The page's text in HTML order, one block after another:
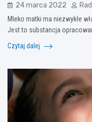
24 marca 2022
Mleko matki ma niezwykłe
Jest to substancja
Czytaj dalej